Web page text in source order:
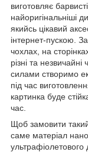
виготовляє
найоригінальніші
якийсь цікавий
інтернет-пускою.
чохлах, на
різні та
силами створимо
під час
картинка буде
час.
Щоб замовити
саме матеріал
ультрафіолетового